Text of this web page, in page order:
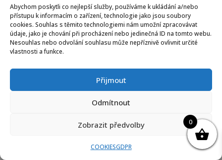
Abychom poskytli co nejlepší služby, používáme k ukládání a/nebo
přístupu k informacím o zařízení, technologie jako jsou soubory
cookies. Souhlas s těmito technologiemi nám umožní zpracovávat
údaje, jako je chování při procházení nebo jedinečná ID na tomto webu.
Nesouhlas nebo odvolání souhlasu může nepříznivě ovlivnit určité
vlastnosti a funkce.
Přijmout
Odmítnout
Zobrazit předvolby
COOKIESGDPR
Úschovny. Náklady spojené s vyzvednutím
vyčištěného Oblečení z Úschovny nese Zákazník
sám.
byl Poskytovatelem vyzván, je Poskytovatel
povinen stanovit Zákazníkovi přiměřenou
dodatečnou lhůtu k vyzvednutí Oblečení, ne
písmeně upozornit Zákazníka na možnost
0